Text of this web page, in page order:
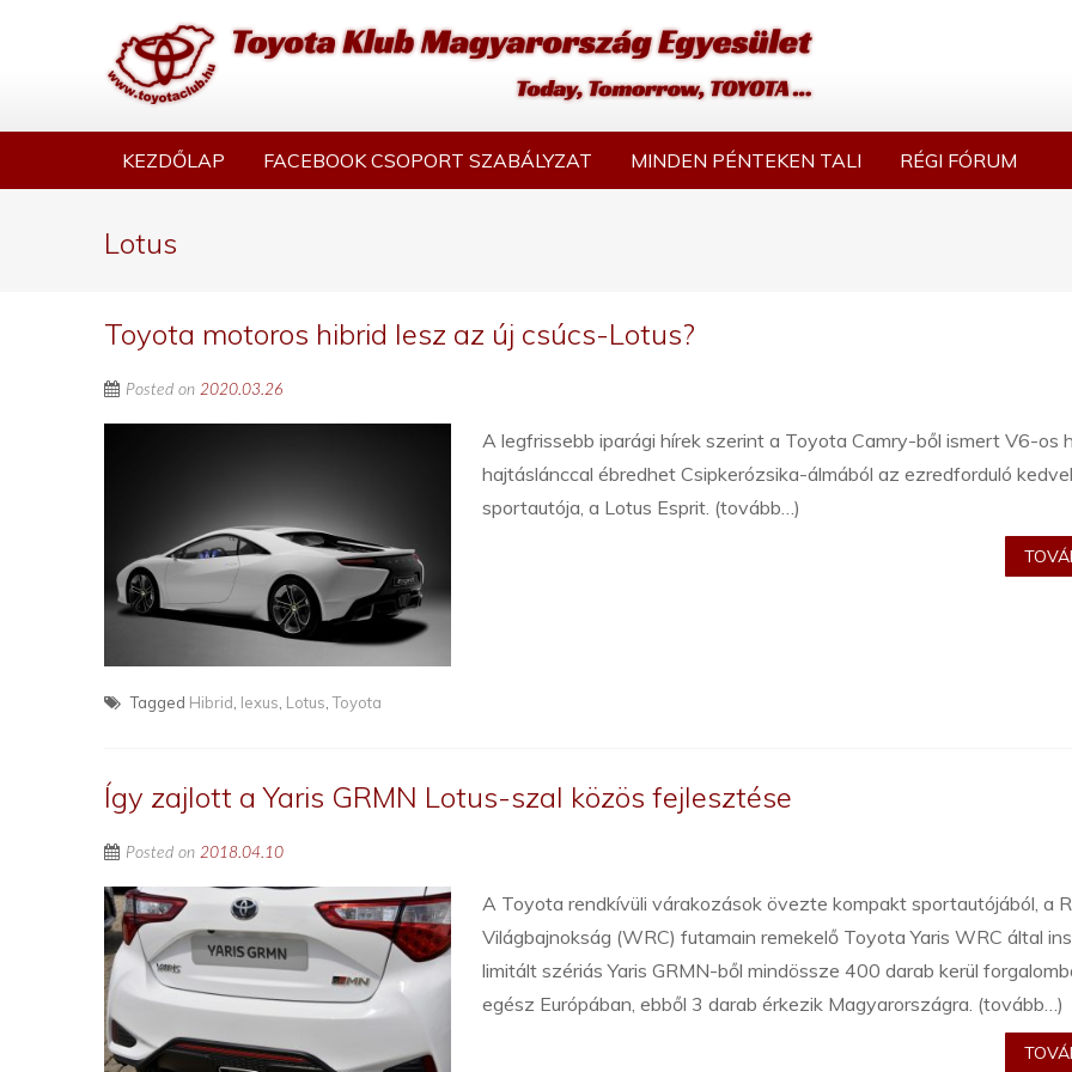
KEZDŐLAP FACEBOOK CSOPORT SZABÁLYZAT MINDEN PÉNTEKEN TALI RÉGI FÓRUM
Lotus
Toyota motoros hibrid lesz az új csúcs-Lotus?
Posted on 2020.03.26
A legfrissebb iparági hírek szerint a Toyota Camry-ből ismert V6-os
hajtáslánccal ébredhet Csipkerózsika-álmából az ezredforduló
sportautója, a Lotus Esprit. (tovább…)
Tagged Hibrid, lexus, Lotus,Toyota
Így zajlott a Yaris GRMN Lotus-szal közös fejlesztése
Posted on 2018.04.10
A Toyota rendkívüli várakozások övezte kompakt sportautójából, a
Világbajnokság (WRC) futamain remekelő Toyota Yaris WRC által
limitált szériás Yaris GRMN-ből mindössze 400 darab kerül
egész Európában, ebből 3 darab érkezik Magyarországra. (tovább…)